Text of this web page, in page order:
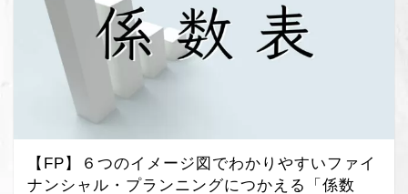
【FP】６つのイメージ図でわかりやすいファイ
ナンシャル・プランニングにつかえる「係数